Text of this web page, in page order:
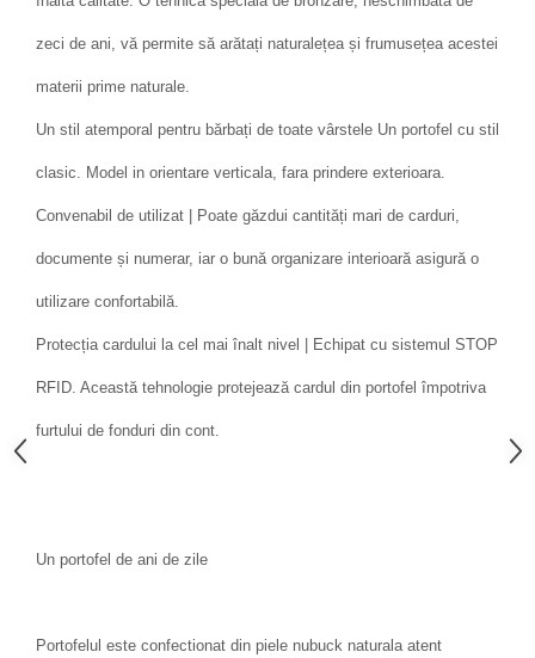
zeci de ani, vă permite să arătați naturalețea și frumusețea acestei
materii prime naturale.
Un stil atemporal pentru bărbați de toate vârstele Un portofel cu stil
clasic. Model in orientare verticala, fara prindere exterioara.
Convenabil de utilizat | Poate găzdui cantități mari de carduri,
documente și numerar, iar o bună organizare interioară asigură o
utilizare confortabilă.
Protecția cardului la cel mai înalt nivel | Echipat cu sistemul STOP
RFID. Această tehnologie protejează cardul din portofel împotriva
furtului de fonduri din cont.
Un portofel de ani de zile
Portofelul este confectionat din piele nubuck naturala atent